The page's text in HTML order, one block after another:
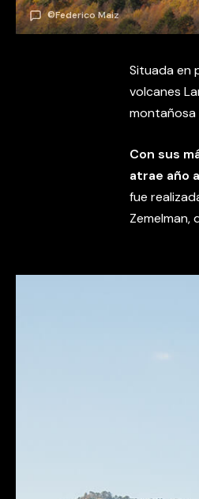
©Federico Maiz
Situada en
volcanes
montañosa
Con sus
atrae año
fue
Zemelman,